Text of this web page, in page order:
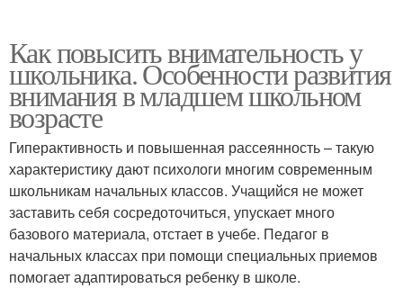
Как повысить внимательность у
школьника. Особенности развития
внимания в младшем школьном
возрасте
Гиперактивность и повышенная рассеянность – такую
характеристику дают психологи многим современным
школьникам начальных классов. Учащийся не может
заставить себя сосредоточиться, упускает много
базового материала, отстает в учебе. Педагог в
начальных классах при помощи специальных приемов
помогает адаптироваться ребенку в школе.